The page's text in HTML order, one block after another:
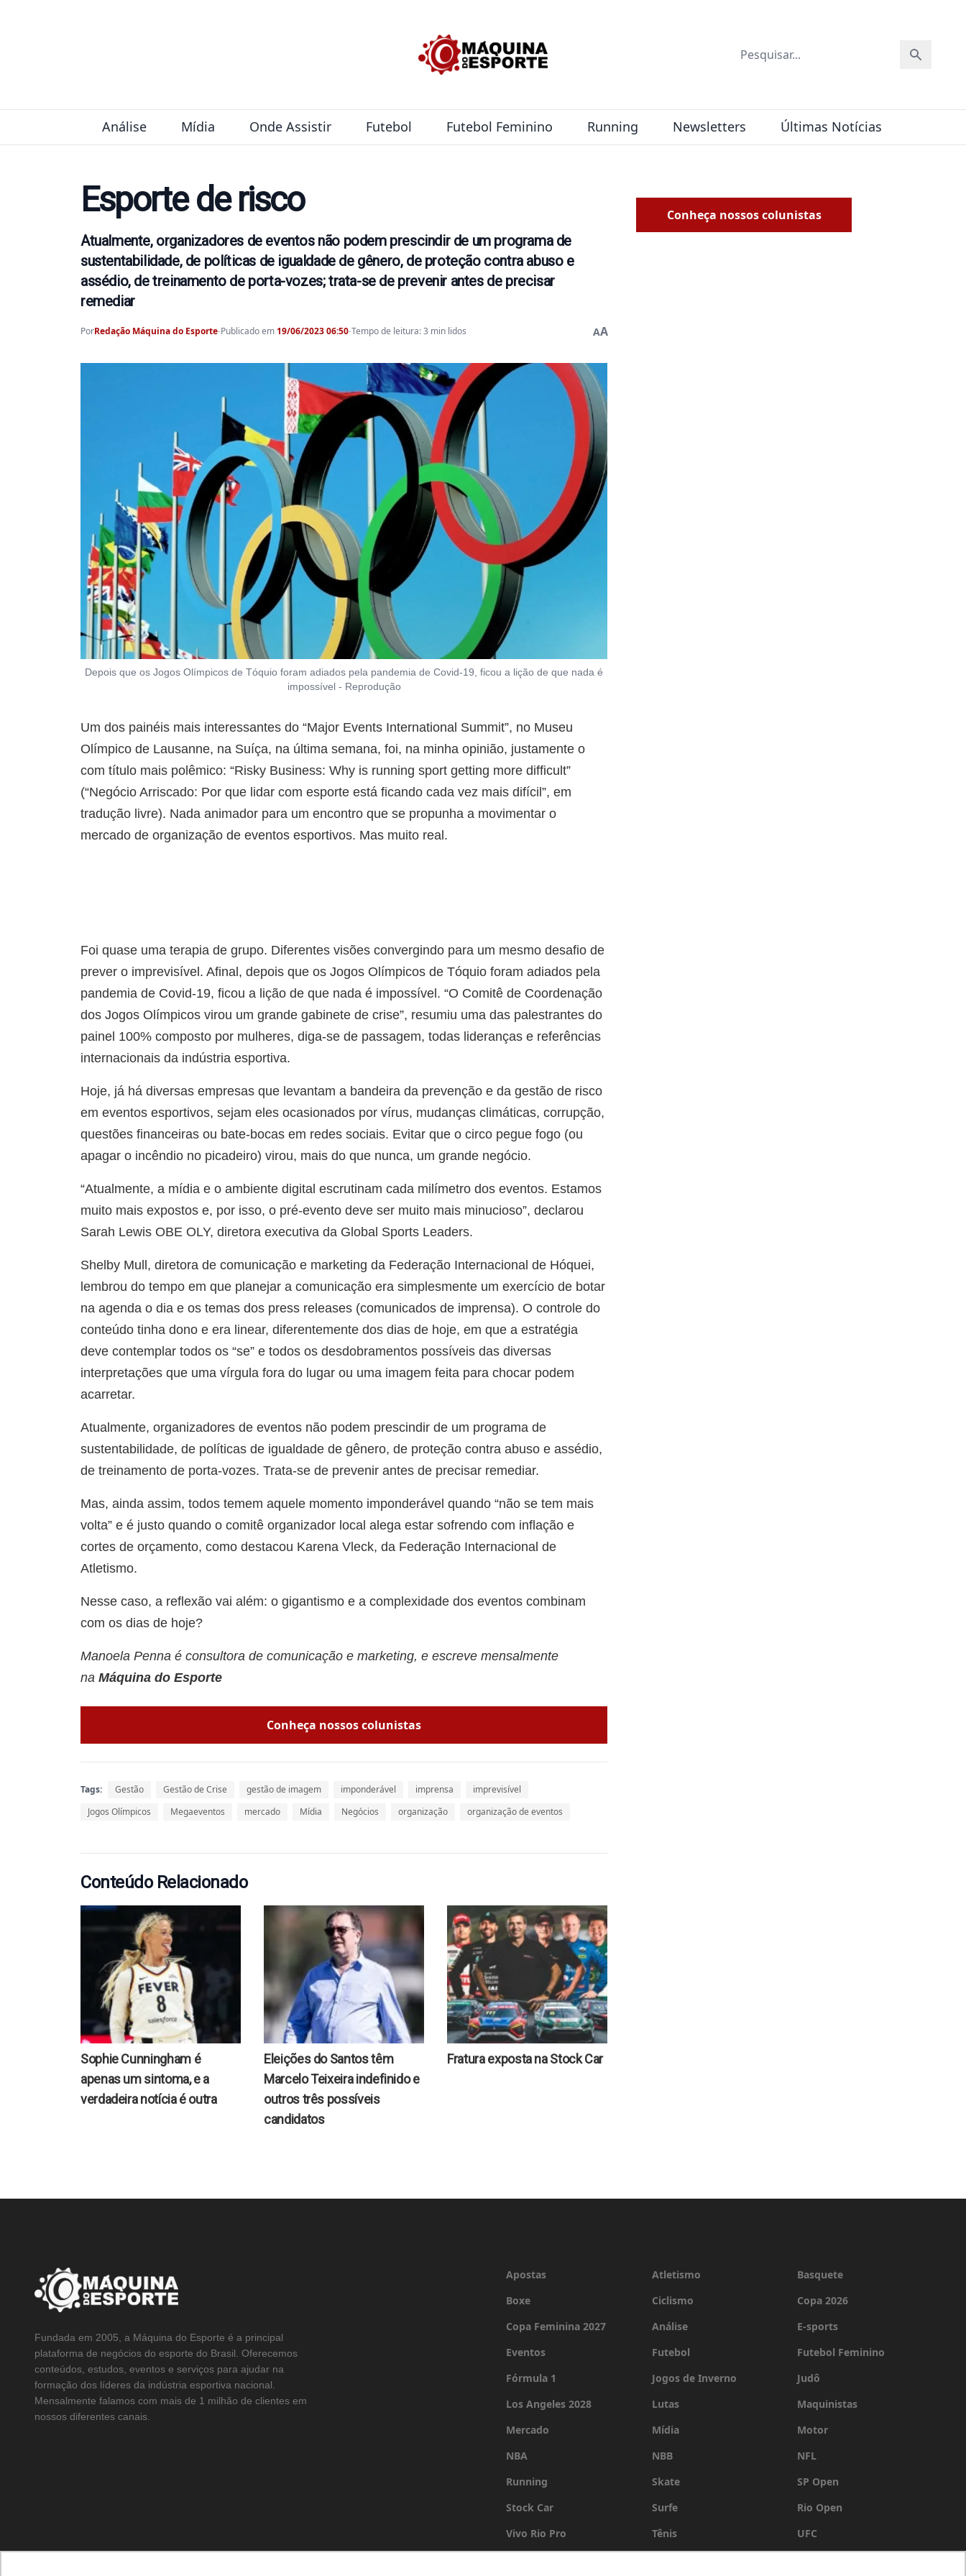
Análise Mídia Onde Assistir Futebol Futebol Feminino Running Newsletters Últimas Notícias
Esporte de risco
Atualmente, organizadores de eventos não podem prescindir de um programa de
sustentabilidade, de políticas de igualdade de gênero, de proteção contra abuso e
assédio, de treinamento de porta-vozes; trata-se de prevenir antes de precisar
remediar
PorRedação Máquina do Esporte-Publicado em 19/06/2023 06:50-Tempo de leitura: 3 min lidos AA
Depois que os Jogos Olímpicos de Tóquio foram adiados pela pandemia de Covid-19, ficou a lição de que nada é
impossível - Reprodução
Um dos painéis mais interessantes do “Major Events International Summit”, no Museu
Olímpico de Lausanne, na Suíça, na última semana, foi, na minha opinião, justamente o
com título mais polêmico: “Risky Business: Why is running sport getting more difficult”
(“Negócio Arriscado: Por que lidar com esporte está ficando cada vez mais difícil”, em
tradução livre). Nada animador para um encontro que se propunha a movimentar o
mercado de organização de eventos esportivos. Mas muito real.
Foi quase uma terapia de grupo. Diferentes visões convergindo para um mesmo desafio de
prever o imprevisível. Afinal, depois que os Jogos Olímpicos de Tóquio foram adiados pela
pandemia de Covid-19, ficou a lição de que nada é impossível. “O Comitê de Coordenação
dos Jogos Olímpicos virou um grande gabinete de crise”, resumiu uma das palestrantes do
painel 100% composto por mulheres, diga-se de passagem, todas lideranças e referências
internacionais da indústria esportiva.
Hoje, já há diversas empresas que levantam a bandeira da prevenção e da gestão de risco
em eventos esportivos, sejam eles ocasionados por vírus, mudanças climáticas, corrupção,
questões financeiras ou bate-bocas em redes sociais. Evitar que o circo pegue fogo (ou
apagar o incêndio no picadeiro) virou, mais do que nunca, um grande negócio.
“Atualmente, a mídia e o ambiente digital escrutinam cada milímetro dos eventos. Estamos
muito mais expostos e, por isso, o pré-evento deve ser muito mais minucioso”, declarou
Sarah Lewis OBE OLY, diretora executiva da Global Sports Leaders.
Shelby Mull, diretora de comunicação e marketing da Federação Internacional de Hóquei,
lembrou do tempo em que planejar a comunicação era simplesmente um exercício de botar
na agenda o dia e os temas dos press releases (comunicados de imprensa). O controle do
conteúdo tinha dono e era linear, diferentemente dos dias de hoje, em que a estratégia
deve contemplar todos os “se” e todos os desdobramentos possíveis das diversas
interpretações que uma vírgula fora do lugar ou uma imagem feita para chocar podem
acarretar.
Atualmente, organizadores de eventos não podem prescindir de um programa de
sustentabilidade, de políticas de igualdade de gênero, de proteção contra abuso e assédio,
de treinamento de porta-vozes. Trata-se de prevenir antes de precisar remediar.
Mas, ainda assim, todos temem aquele momento imponderável quando “não se tem mais
volta” e é justo quando o comitê organizador local alega estar sofrendo com inflação e
cortes de orçamento, como destacou Karena Vleck, da Federação Internacional de
Atletismo.
Nesse caso, a reflexão vai além: o gigantismo e a complexidade dos eventos combinam
com os dias de hoje?
Manoela Penna é consultora de comunicação e marketing, e escreve mensalmente
na Máquina do Esporte
Conheça nossos colunistas
Tags: Gestão Gestão de Crise gestão de imagem imponderável imprensa
imprevisível
Jogos Olímpicos
Megaeventos mercado Mídia Negócios organização organização de eventos
Conteúdo Relacionado
Sophie Cunningham é
apenas um sintoma, e a
verdadeira notícia é outra
Eleições do Santos têm
Marcelo Teixeira indefinido e
outros três possíveis
candidatos
Fratura exposta na Stock Car
Conheça nossos colunistas
Fundada em 2005, a Máquina do Esporte é a principal
plataforma de negócios do esporte do Brasil. Oferecemos
conteúdos, estudos, eventos e serviços para ajudar na
formação dos líderes da indústria esportiva nacional.
Mensalmente falamos com mais de 1 milhão de clientes em
nossos diferentes canais.
Apostas Atletismo
Basquete
Boxe
Ciclismo
Copa 2026
Copa Feminina 2027
Análise
E-sports
Eventos
Futebol
Futebol Feminino
Fórmula 1
Jogos de Inverno
Judô
Los Angeles 2028
Lutas
Maquinistas
Mercado
Mídia
Motor
NBA
NBB
NFL
Running
Skate
SP Open
Stock Car
Surfe
Rio Open
Vivo Rio Pro
Tênis
UFC